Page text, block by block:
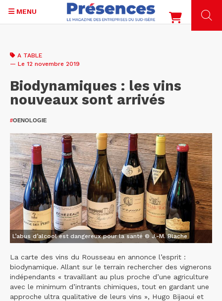
contenu
MENU
A TABLE
— Le 12 novembre 2019
Biodynamiques : les vins
nouveaux sont arrivés
#OENOLOGIE
L’abus d’alcool est dangereux pour la santé © J.-M. Blache
La carte des vins du Rousseau en annonce l’esprit :
biodynamique. Allant sur le terrain rechercher des vignerons
indépendants « travaillant au plus proche d’une agriculture
avec le minimum d’intrants chimiques, tout en gardant une
approche ultra qualitative de leurs vins », Hugo Bijaoui et